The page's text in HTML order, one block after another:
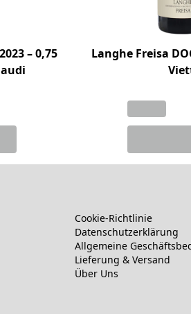
– 0,75
Langhe Freisa
Cookie-Richtlinie
Datenschutzerklärung
Allgemeine
Lieferung & Versand
Über Uns